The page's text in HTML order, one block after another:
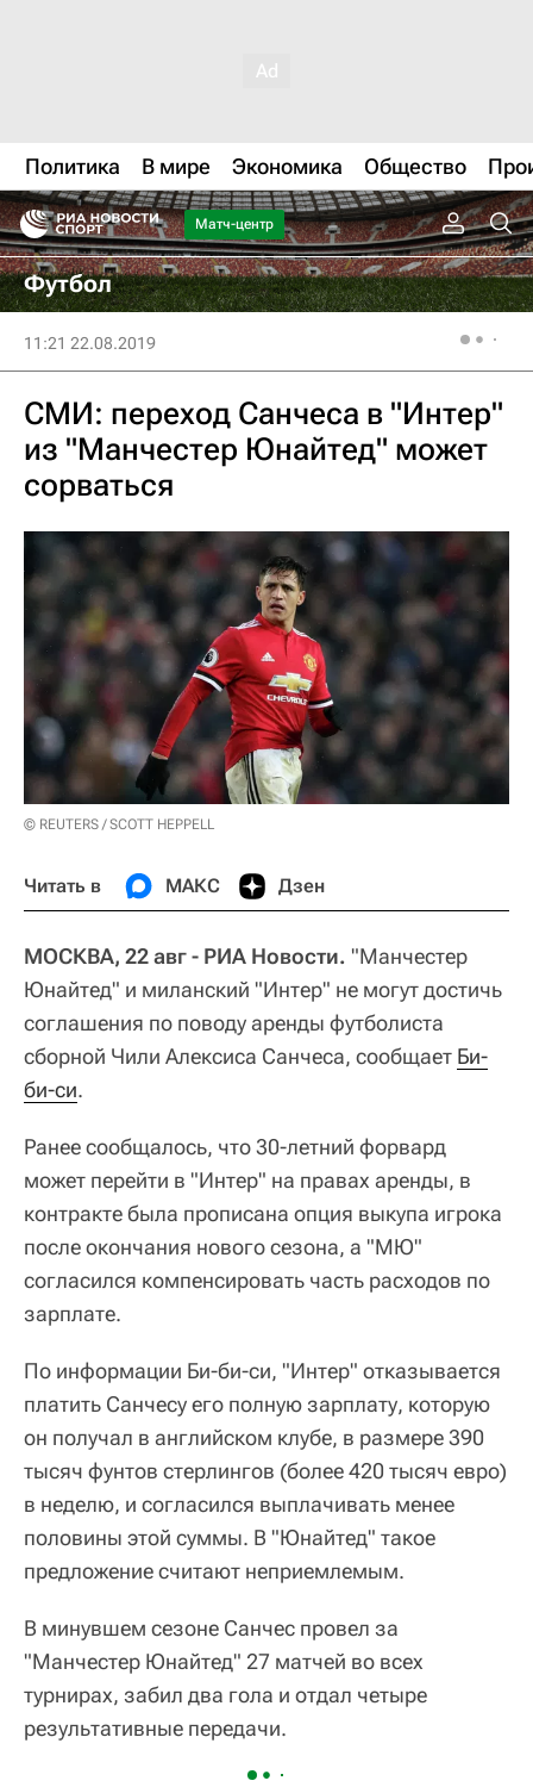
Политика В мире Экономика Общество
Матч-центр
Футбол
11:21 22.08.2019
СМИ: переход Санчеса в "Интер"
из "Манчестер Юнайтед" может
сорваться
© REUTERS / SCOTT HEPPELL
Читать в МАКС Дзен
МОСКВА, 22 авг - РИА Новости. "Манчестер
Юнайтед" и миланский "Интер" не могут достичь
соглашения по поводу аренды футболиста
сборной Чили Алексиса Санчеса, сообщает Би-
би-си.
Ранее сообщалось, что 30-летний форвард
может перейти в "Интер" на правах аренды, в
контракте была прописана опция выкупа игрока
после окончания нового сезона, а "МЮ"
согласился компенсировать часть расходов по
зарплате.
По информации Би-би-си, "Интер" отказывается
платить Санчесу его полную зарплату, которую
он получал в английском клубе, в размере 390
тысяч фунтов стерлингов (более 420 тысяч евро)
в неделю, и согласился выплачивать менее
половины этой суммы. В "Юнайтед" такое
предложение считают неприемлемым.
В минувшем сезоне Санчес провел за
"Манчестер Юнайтед" 27 матчей во всех
турнирах, забил два гола и отдал четыре
результативные передачи.